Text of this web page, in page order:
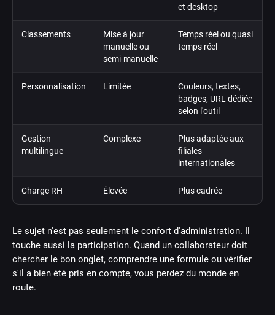
et desktop
Classements
Mise à jour
manuelle ou
semi-manuelle
Temps réel ou quasi
temps réel
Personnalisation Limitée
Couleurs, textes,
badges, URL dédiée
selon l'outil
Gestion
multilingue
Complexe
Plus adaptée aux
filiales
internationales
Charge RH Élevée Plus cadrée
Le sujet n'est pas seulement le confort d'administration. Il
touche aussi la participation. Quand un collaborateur doit
chercher le bon onglet, comprendre une formule ou vérifier
s'il a bien été pris en compte, vous perdez du monde en
route.